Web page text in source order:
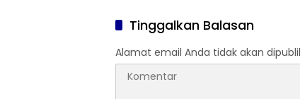
Tinggalkan Balasan
Alamat email Anda tidak akan